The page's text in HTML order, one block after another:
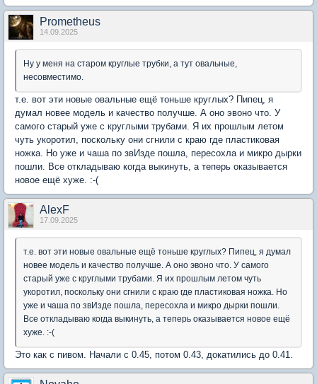
Prometheus
14.09.2025
Ну у меня на старом круглые трубки, а тут овальные,
несовместимо.
т.е. вот эти новые овальные ещё тоньше круглых? Пипец, я
думал новее модель и качество получше. А оно эвоно что. У
самого старый уже с круглыми трубами. Я их прошлым летом
чуть укоротил, поскольку они сгнили с краю где пластиковая
ножка. Но уже и чаша по звИзде пошла, пересохла и микро дырки
пошли. Все откладываю когда выкинуть, а теперь оказывается
новое ещё хуже. :-(
AlexF
17.09.2025
т.е. вот эти новые овальные ещё тоньше круглых? Пипец, я думал
новее модель и качество получше. А оно эвоно что. У самого
старый уже с круглыми трубами. Я их прошлым летом чуть
укоротил, поскольку они сгнили с краю где пластиковая ножка. Но
уже и чаша по звИзде пошла, пересохла и микро дырки пошли.
Все откладываю когда выкинуть, а теперь оказывается новое ещё
хуже. :-(
Это как с пивом. Начали с 0.45, потом 0.43, докатились до 0.41.